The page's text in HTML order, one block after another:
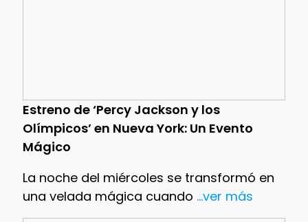
Estreno de ‘Percy Jackson y los
Olímpicos’ en Nueva York: Un Evento
Mágico
La noche del miércoles se transformó en
una velada mágica cuando ...ver más